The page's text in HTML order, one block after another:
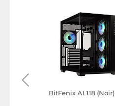
BitFenix AL118 (Noir)